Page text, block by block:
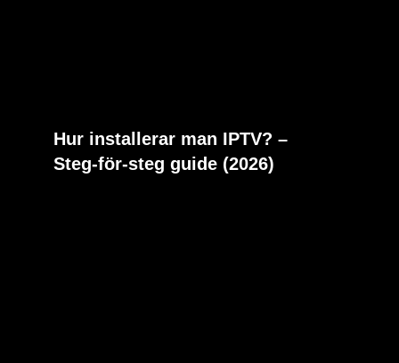
Hur installerar man IPTV? –
Steg-för-steg guide (2026)